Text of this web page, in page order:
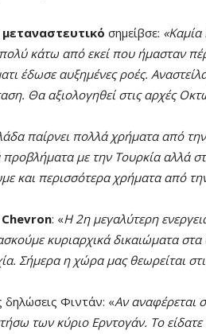
μεταναστευτικό σημείβσε: «Καμία
κάτω από εκεί που ήμασταν
έδωσε αυξημένες ροές.
Θα αξιολογηθεί στις αρχές
παίρνει πολλά χρήματα από
με την Τουρκία αλλά
και περισσότερα χρήματα από
Chevron: «Η 2η μεγαλύτερη
κυριαρχικά δικαιώματα στα
Σήμερα η χώρα μας θεωρείται
δηλώσεις Φιντάν: «Αν αναφέρεται
των κύριο Ερντογάν. Το